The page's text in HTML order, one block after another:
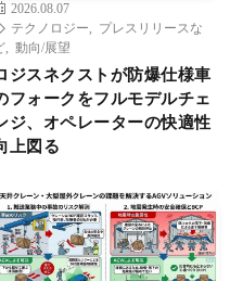
2026.08.07
テクノロジー
プレスリリースな
動向/展望
ジスネクストが防爆仕様車
フォークをフルモデルチェ
ジ、オペレーターの快適性
上図る